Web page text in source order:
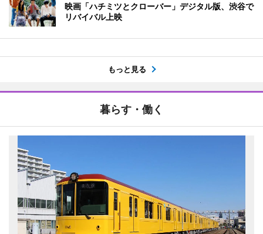
映画「ハチミツとクローバー」デジタル版、渋谷で
リバイバル上映
もっと見る
暮らす・働く